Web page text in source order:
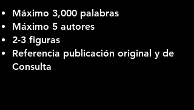
Máximo 3,000 palabras
Máximo 5 autores
2-3 figuras
Referencia publicación original y de
Consulta